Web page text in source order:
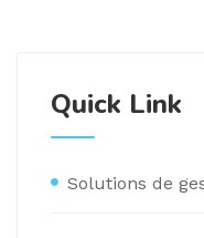
Quick Link
Solutions de